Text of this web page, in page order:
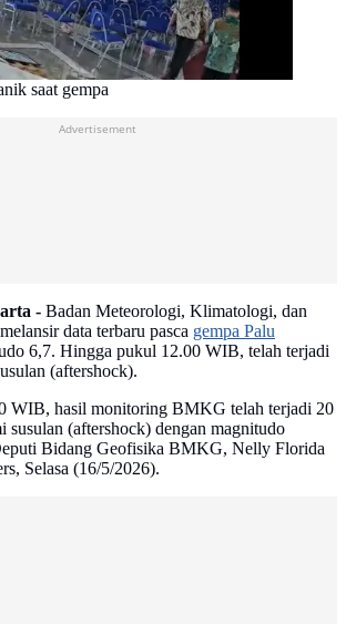
saat gempa
Advertisement
- Badan Meteorologi, Klimatologi, dan
data terbaru pasca gempa Palu
6,7. Hingga pukul 12.00 WIB, telah terjadi
(aftershock).
WIB, hasil monitoring BMKG telah terjadi 20
susulan (aftershock) dengan magnitudo
Bidang Geofisika BMKG, Nelly Florida
Selasa (16/5/2026).